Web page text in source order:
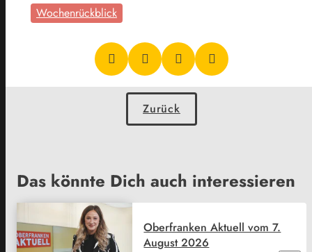
Wochenrückblick
Zurück
Das könnte Dich auch interessieren
Oberfranken Aktuell vom 7.
August 2026